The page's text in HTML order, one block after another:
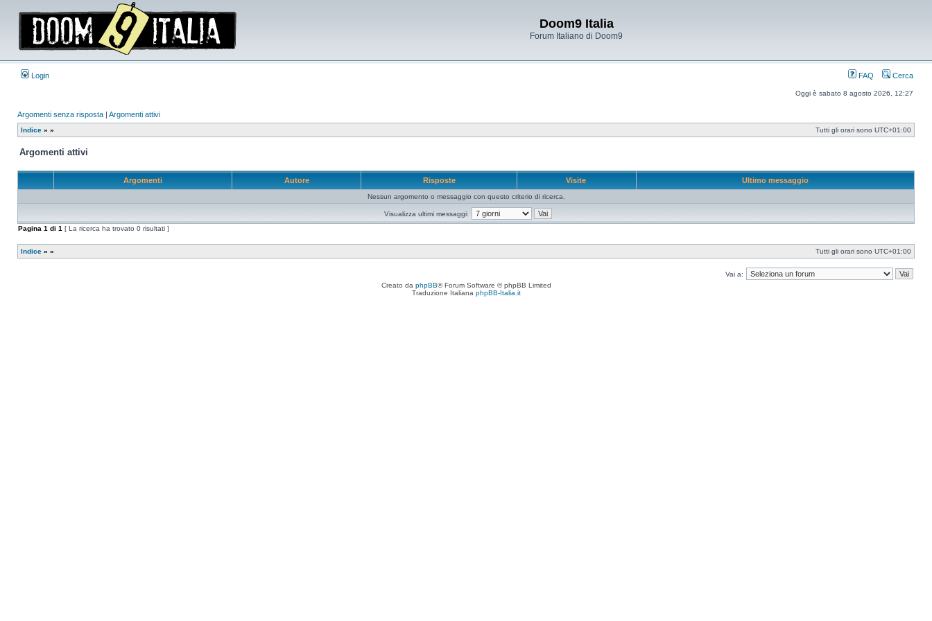
Doom9 Italia
Forum Italiano di Doom9
Login FAQ Cerca
Oggi è sabato 8 agosto 2026, 12:27
Argomenti senza risposta | Argomenti attivi
Indice » » Tutti gli orari sono UTC+01:00
Argomenti attivi
Argomenti Autore Risposte Visite Ultimo messaggio
Nessun argomento o messaggio con questo criterio di ricerca.
Visualizza ultimi messaggi:
Pagina 1 di 1 [ La ricerca ha trovato 0 risultati ]
Indice » » Tutti gli orari sono UTC+01:00
Vai a:
Creato da phpBB® Forum Software © phpBB Limited
Traduzione Italiana phpBB-Italia.it